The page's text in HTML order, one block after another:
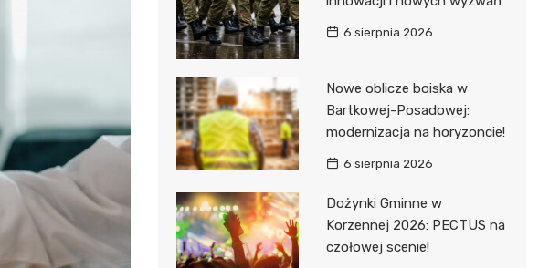
Enklawa przyrodnicza
Kościół pw. Matki Bożej
Niepokalanej
6 sierpnia 2026
Nowe oblicze boiska w
Bartkowej-Posadowej:
modernizacja na horyzoncie!
6 sierpnia 2026
Dożynki Gminne w
Korzennej 2026: PECTUS na
czołowej scenie!